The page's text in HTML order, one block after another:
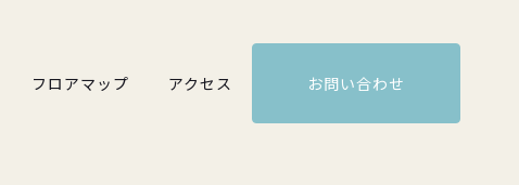
フロアマップ アクセス お問い合わせ